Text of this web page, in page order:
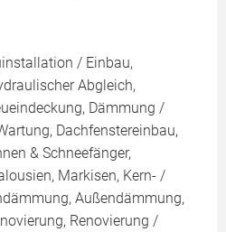
/ Einbau,
Abgleich,
Dämmung /
Dachfenstereinbau,
& Schneefänger,
Markisen, Kern- /
Außendämmung,
Renovierung /